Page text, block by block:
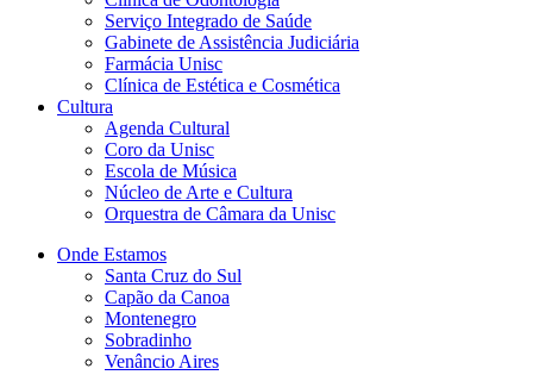
Serviço Integrado de Saúde
Gabinete de Assistência Judiciária
Farmácia Unisc
Clínica de Estética e Cosmética
Cultura
Agenda Cultural
Coro da Unisc
Escola de Música
Núcleo de Arte e Cultura
Orquestra de Câmara da Unisc
Onde Estamos
Santa Cruz do Sul
Capão da Canoa
Montenegro
Sobradinho
Venâncio Aires